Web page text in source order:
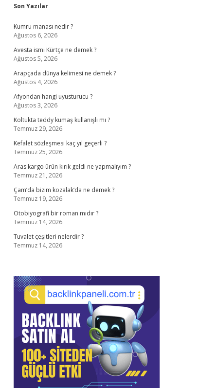
Sidebar
Son Yazılar
Kumru manası nedir ?
Ağustos 6, 2026
Avesta ismi Kürtçe ne demek ?
Ağustos 5, 2026
Arapçada dünya kelimesi ne demek ?
Ağustos 4, 2026
Afyondan hangi uyusturucu ?
Ağustos 3, 2026
Koltukta teddy kumaş kullanışlı mı ?
Temmuz 29, 2026
Kefalet sözleşmesi kaç yıl geçerli ?
Temmuz 25, 2026
Aras kargo ürün kırık geldi ne yapmalıyım ?
Temmuz 21, 2026
Çam’da bizim kozalak’da ne demek ?
Temmuz 19, 2026
Otobiyografi bir roman mıdır ?
Temmuz 14, 2026
Tuvalet çeşitleri nelerdir ?
Temmuz 14, 2026